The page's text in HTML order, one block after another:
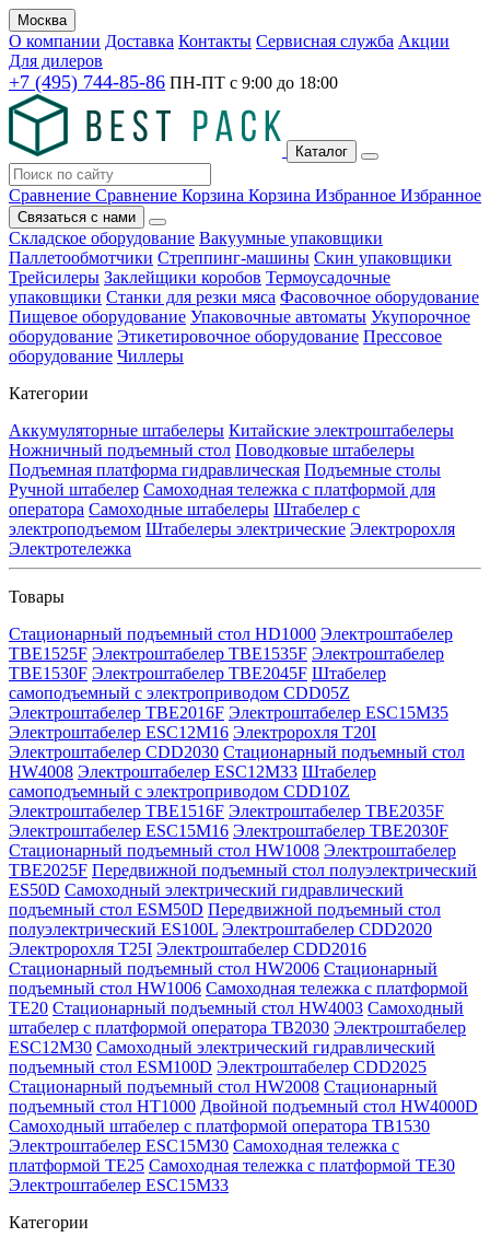
Москва
О компании Доставка Контакты Сервисная служба Акции
Для дилеров
+7 (495) 744-85-86 ПН-ПТ с 9:00 до 18:00
Каталог
Сравнение Сравнение Корзина Корзина Избранное Избранное
Связаться с нами
Складское оборудование Вакуумные упаковщики
Паллетообмотчики Стреппинг-машины Скин упаковщики
Трейсилеры Заклейщики коробов Термоусадочные
упаковщики Станки для резки мяса Фасовочное оборудование
Пищевое оборудование Упаковочные автоматы Укупорочное
оборудование Этикетировочное оборудование Прессовое
оборудование Чиллеры
Категории
Аккумуляторные штабелеры Китайские электроштабелеры
Ножничный подъемный стол Поводковые штабелеры
Подъемная платформа гидравлическая Подъемные столы
Ручной штабелер Самоходная тележка с платформой для
оператора Самоходные штабелеры Штабелер с
электроподъемом Штабелеры электрические Электророхля
Электротележка
Товары
Стационарный подъемный стол HD1000 Электроштабелер
TBE1525F Электроштабелер TBE1535F Электроштабелер
TBE1530F Электроштабелер TBE2045F Штабелер
самоподъемный с электроприводом CDD05Z
Электроштабелер TBE2016F Электроштабелер ESC15M35
Электроштабелер ESC12M16 Электророхля T20I
Электроштабелер CDD2030 Стационарный подъемный стол
HW4008 Электроштабелер ESC12M33 Штабелер
самоподъемный с электроприводом CDD10Z
Электроштабелер TBE1516F Электроштабелер TBE2035F
Электроштабелер ESC15M16 Электроштабелер TBE2030F
Стационарный подъемный стол HW1008 Электроштабелер
TBE2025F Передвижной подъемный стол полуэлектрический
ES50D Самоходный электрический гидравлический
подъемный стол ESM50D Передвижной подъемный стол
полуэлектрический ES100L Электроштабелер CDD2020
Электророхля T25I Электроштабелер CDD2016
Стационарный подъемный стол HW2006 Стационарный
подъемный стол HW1006 Самоходная тележка с платформой
TE20 Стационарный подъемный стол HW4003 Самоходный
штабелер с платформой оператора TB2030 Электроштабелер
ESC12M30 Самоходный электрический гидравлический
подъемный стол ESM100D Электроштабелер CDD2025
Стационарный подъемный стол HW2008 Стационарный
подъемный стол HT1000 Двойной подъемный стол HW4000D
Самоходный штабелер с платформой оператора TB1530
Электроштабелер ESC15M30 Самоходная тележка с
платформой TE25 Самоходная тележка с платформой TE30
Электроштабелер ESC15M33
Категории